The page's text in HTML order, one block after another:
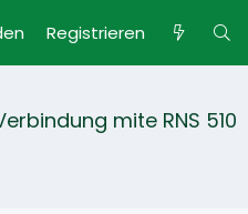
Registrieren
mite RNS 510